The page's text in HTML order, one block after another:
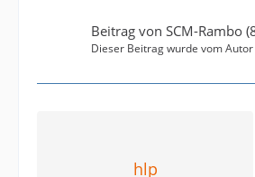
Beitrag von SCM-Rambo (
Dieser Beitrag wurde vom
hlp